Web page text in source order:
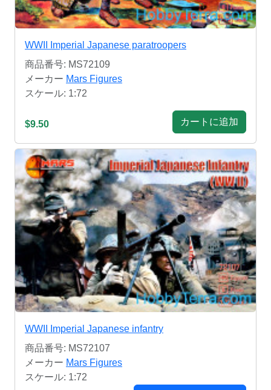
WWII Imperial Japanese paratroopers
商品番号: MS72109
メーカー Mars Figures
スケール: 1:72
$9.50 カートに追加
WWII Imperial Japanese infantry
商品番号: MS72107
メーカー Mars Figures
スケール: 1:72